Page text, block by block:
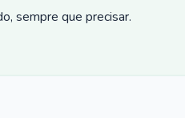
sempre que precisar.